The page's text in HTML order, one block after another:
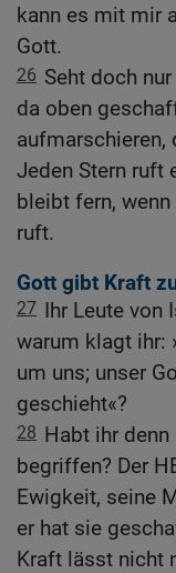
kann es mit mir
Gott.
26 Seht doch
da oben
aufmarschieren,
Jeden Stern ruft
bleibt fern,
ruft.
Gott gibt Kraft
27 Ihr Leute von
warum klagt ihr:
um uns; unser
geschieht«?
28 Habt ihr
begriffen? Der
Ewigkeit, seine
er hat sie
Kraft lässt nicht